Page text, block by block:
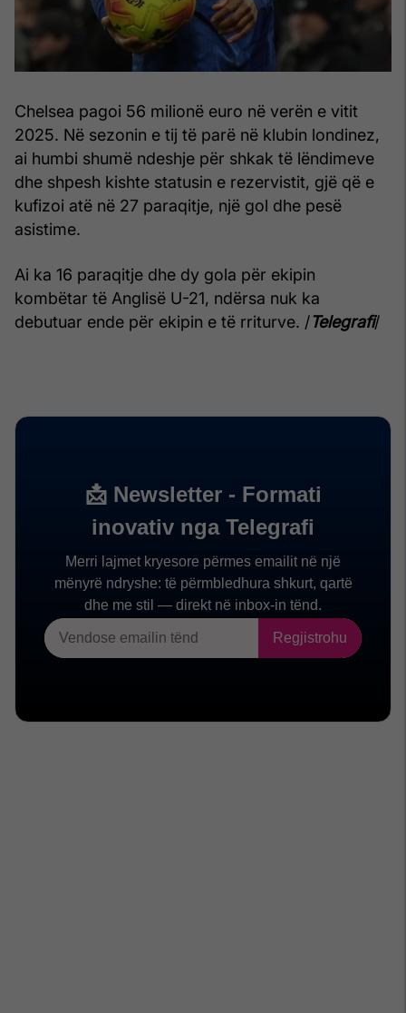
Chelsea pagoi 56 milionë euro në verën e vitit
2025. Në sezonin e tij të parë në klubin londinez,
ai humbi shumë ndeshje për shkak të lëndimeve
dhe shpesh kishte statusin e rezervistit, gjë që e
kufizoi atë në 27 paraqitje, një gol dhe pesë
asistime.
Ai ka 16 paraqitje dhe dy gola për ekipin
kombëtar të Anglisë U-21, ndërsa nuk ka
debutuar ende për ekipin e të rriturve. /Telegrafi/